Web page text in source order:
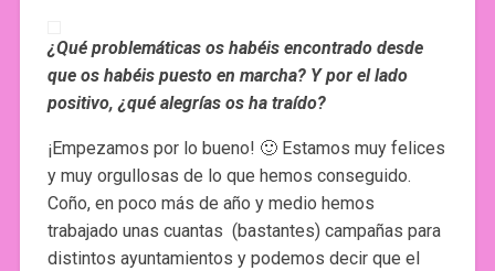
¿Qué problemáticas os habéis encontrado desde
que os habéis puesto en marcha? Y por el lado
positivo, ¿qué alegrías os ha traído?
¡Empezamos por lo bueno! 🙂 Estamos muy felices
y muy orgullosas de lo que hemos conseguido.
Coño, en poco más de año y medio hemos
trabajado unas cuantas (bastantes) campañas para
distintos ayuntamientos y podemos decir que el